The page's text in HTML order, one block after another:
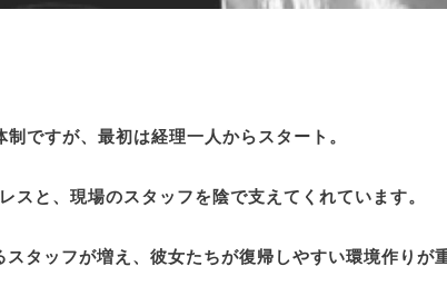
ですが、最初は経理一人からスタート。
スと、現場のスタッフを陰で支えてくれています。
タッフが増え、彼女たちが復帰しやすい環境作りが